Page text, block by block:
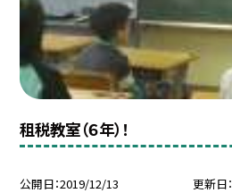
租税教室（６年）！
公開日 2019/12/13 更新日